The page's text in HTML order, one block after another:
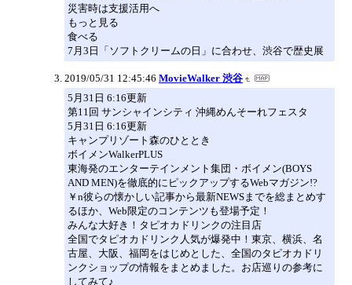
災害時は支援活用へ
もっと見る
食べる
7月3日「ソフトクリームの日」に合わせ、渋谷で歴史展
2019/05/31 12:45:46 MovieWalker 渋谷
5月31日 6:16更新
第11回 サンシャインシティ 沖縄めんそーれフェスタ
5月31日 6:16更新
キャンプリゾート森のひととき
ボイメンWalkerPLUS
東海発のエンターテインメント集団・ボイメン(BOYS
AND MEN)を徹底的にピックアップするWebマガジン!?
￥n彼らの懐かしい記事から最新NEWSまでを総まとめす
るほか、Web限定のコンテンツも登場予定！
みんな大好き！タピオカドリンクの注目店
全国でタピオカドリンク人気が爆発中！東京、横浜、名
古屋、大阪、福岡をはじめとした、全国のタピオカドリ
ンクショップの情報をまとめました。お店巡りの参考に
してみて♪